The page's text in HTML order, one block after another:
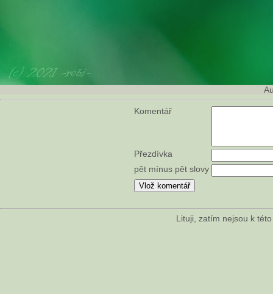
Komentář
Přezdívka
pět mínus pět slovy
Lituji, zatím nejsou k